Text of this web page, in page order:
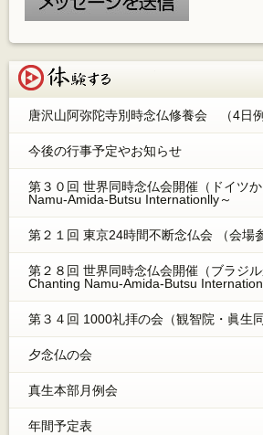
唐沢山阿弥陀寺別時念仏修養会 （4日例
今後の行事予定やお知らせ
第３０回 世界同時念仏会開催（ドイツ
Namu-Amida-Butsu Internationlly～
第２１回 東京24時間不断念仏会 （会場
第２８回 世界同時念仏会開催（ブラジ
Chanting Namu-Amida-Butsu
第３４回 1000礼拝の会（観智院・眞生
夕念仏の会
真生本部月例会
年間予定表